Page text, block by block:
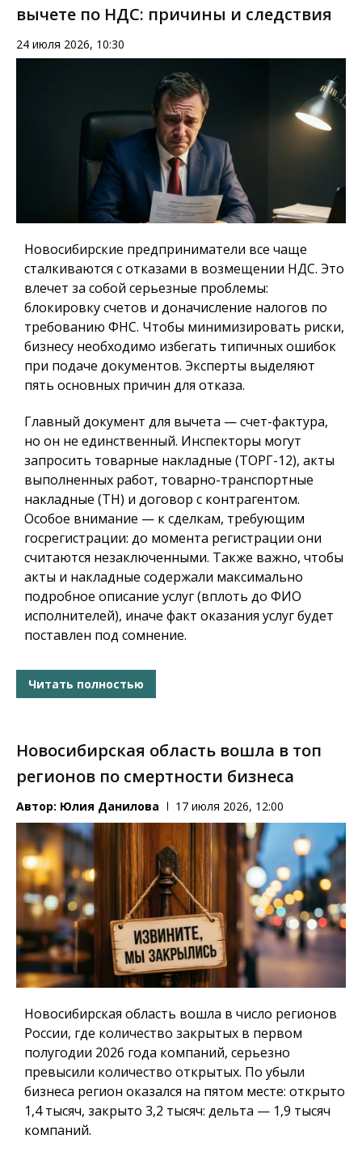
вычете по НДС: причины и следствия
24 июля 2026, 10:30
Новосибирские предприниматели все чаще
сталкиваются с отказами в возмещении НДС. Это
влечет за собой серьезные проблемы:
блокировку счетов и доначисление налогов по
требованию ФНС. Чтобы минимизировать риски,
бизнесу необходимо избегать типичных ошибок
при подаче документов. Эксперты выделяют
пять основных причин для отказа.
Главный документ для вычета — счет-фактура,
но он не единственный. Инспекторы могут
запросить товарные накладные (ТОРГ-12), акты
выполненных работ, товарно-транспортные
накладные (ТН) и договор с контрагентом.
Особое внимание — к сделкам, требующим
госрегистрации: до момента регистрации они
считаются незаключенными. Также важно, чтобы
акты и накладные содержали максимально
подробное описание услуг (вплоть до ФИО
исполнителей), иначе факт оказания услуг будет
поставлен под сомнение.
Читать полностью
Новосибирская область вошла в топ
регионов по смертности бизнеса
Автор: Юлия Данилова 17 июля 2026, 12:00
Новосибирская область вошла в число регионов
России, где количество закрытых в первом
полугодии 2026 года компаний, серьезно
превысили количество открытых. По убыли
бизнеса регион оказался на пятом месте: открыто
1,4 тысяч, закрыто 3,2 тысяч: дельта — 1,9 тысяч
компаний.